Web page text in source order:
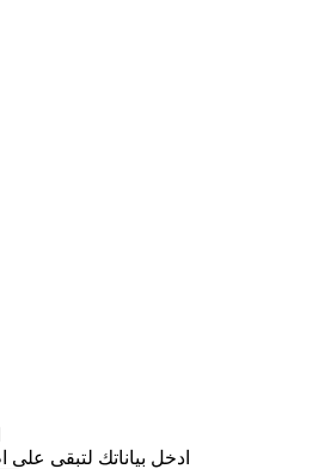
ادخل بياناتك لتبقى